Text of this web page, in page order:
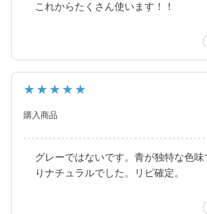
これからたくさん使います！！
★★★★★
購入商品
グレーではないです。青が独特な色味
りナチュラルでした。リピ確定。